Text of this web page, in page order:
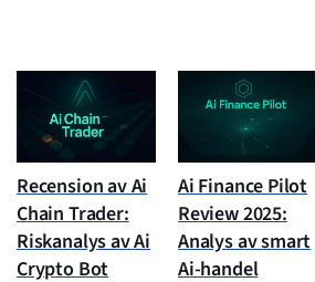
Recension av Ai
Chain Trader:
Riskanalys av Ai
Crypto Bot
Ai Finance Pilot
Review 2025:
Analys av smart
Ai-handel